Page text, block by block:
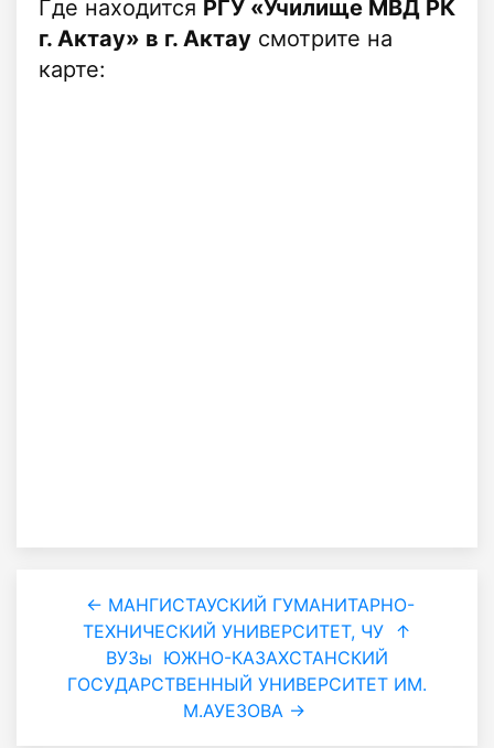
Где находится РГУ «Училище МВД РК
г. Актау» в г. Актау смотрите на
карте:
← МАНГИСТАУСКИЙ ГУМАНИТАРНО-
ТЕХНИЧЕСКИЙ УНИВЕРСИТЕТ, ЧУ ↑
ВУЗы ЮЖНО-КАЗАХСТАНСКИЙ
ГОСУДАРСТВЕННЫЙ УНИВЕРСИТЕТ ИМ.
М.АУЕЗОВА →